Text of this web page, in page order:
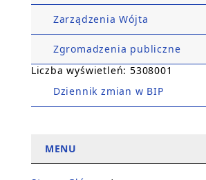
Zarządzenia Wójta
Zgromadzenia publiczne
Liczba wyświetleń: 5308001
Dziennik zmian w BIP
MENU